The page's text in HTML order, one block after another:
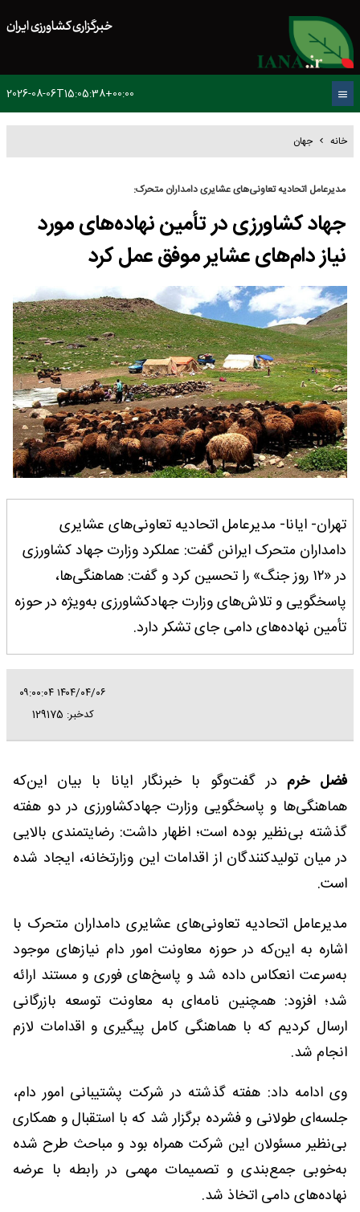
خبرگزاری کشاورزی ایران
2026-08-06T15:05:38+00:00
خانه جهان
مدیرعامل اتحادیه تعاونی‌های عشایری دامداران متحرک:
جهاد کشاورزی در تأمین نهاده‌های مورد
نیاز دام‌های عشایر موفق عمل کرد
تهران- ایانا- مدیرعامل اتحادیه تعاونی‌های عشایری
دامداران متحرک ایرانن گفت: عملکرد وزارت جهاد کشاورزی
در «۱۲ روز جنگ» را تحسین کرد و گفت: هماهنگی‌ها،
پاسخگویی و تلاش‌های وزارت جهادکشاورزی به‌ویژه در حوزه
تأمین نهاده‌های دامی جای تشکر دارد.
۱۴۰۴/۰۴/۰۶ ۰۹:۰۰:۰۴
کدخبر: 129175
فضل خرم در گفت‌و‌گو با خبرنگار ایانا با بیان این‌که
هماهنگی‌ها و پاسخگویی وزارت جهادکشاورزی در دو هفته
گذشته بی‌نظیر بوده است؛ اظهار داشت: رضایتمندی بالایی
در میان تولیدکنندگان از اقدامات این وزارتخانه، ایجاد شده
است.
مدیرعامل اتحادیه تعاونی‌های عشایری دامداران متحرک با
اشاره به این‌که در حوزه معاونت امور دام نیازهای موجود
به‌سرعت انعکاس داده شد و پاسخ‌های فوری و مستند ارائه
شد؛ افزود: همچنین نامه‌ای به معاونت توسعه بازرگانی
ارسال کردیم که با هماهنگی کامل پیگیری و اقدامات لازم
انجام شد.
وی ادامه داد: هفته گذشته در شرکت پشتیبانی امور دام،
جلسه‌ای طولانی و فشرده برگزار شد که با استقبال و همکاری
بی‌نظیر مسئولان این شرکت همراه بود و مباحث طرح شده
به‌خوبی جمع‌بندی و تصمیمات مهمی در رابطه با عرضه
نهاده‌های دامی اتخاذ شد.